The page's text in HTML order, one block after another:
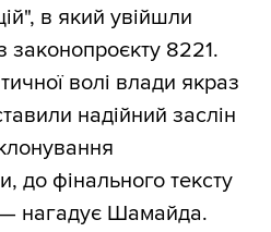
в який увійшли
законопроєкту 8221.
волі влади якраз
надійний заслін
до фінального тексту
— нагадує Шамайда.